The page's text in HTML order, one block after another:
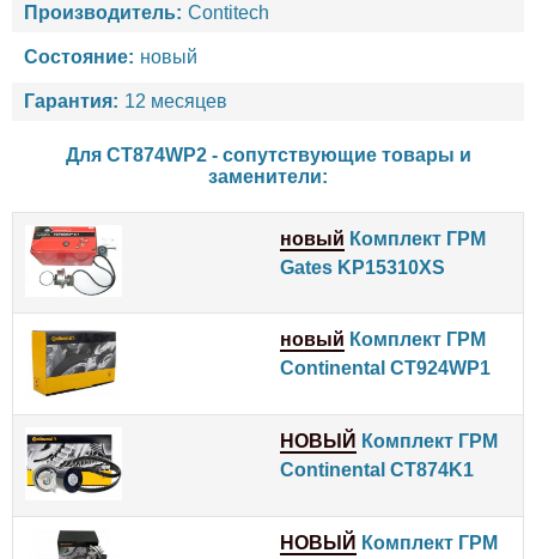
Производитель: Contitech
Состояние: новый
Гарантия: 12 месяцев
Для CT874WP2 - сопутствующие товары и
заменители:
новый Комплект ГРМ
Gates KP15310XS
новый Комплект ГРМ
Continental CT924WP1
НОВЫЙ Комплект ГРМ
Continental CT874K1
НОВЫЙ Комплект ГРМ